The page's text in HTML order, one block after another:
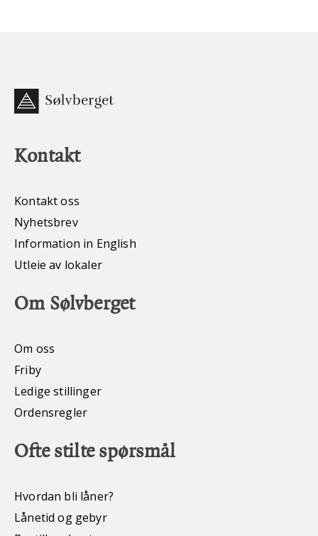
Kontakt
Kontakt oss
Nyhetsbrev
Information in English
Utleie av lokaler
Om Sølvberget
Om oss
Friby
Ledige stillinger
Ordensregler
Ofte stilte spørsmål
Hvordan bli låner?
Lånetid og gebyr